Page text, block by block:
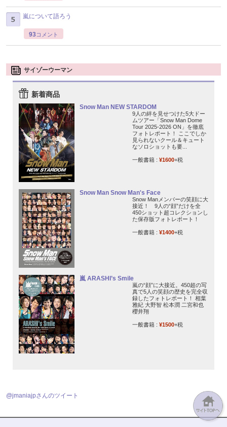
嵐について語ろう
93コメント
サイゾーウーマン
新着商品
Snow Man NEW STARDOM
9人の絆を見せつけた5大ドー
ムツアー「Snow Man Dome
Tour 2025-2026 ON」を徹底
フォトレポート！ ここでしか
見られないクール＆キュート
なソロショットも要...
一般書籍 : ¥1600+税
Snow Man Snow Man's Face
Snow Manメンバーの笑顔に大
接近！ 9人の“顔”だけを全
450ショット超コレクションし
た保存版フォトレポート！
一般書籍 : ¥1400+税
嵐 ARASHI’s Smile
嵐の“顔”に大接近。450超の写
真で5人の笑顔の歴史を完全収
録したフォトレポート！ 相葉
雅紀 大野智 松本潤 二宮和也
櫻井翔
一般書籍 : ¥1500+税
@jmaniajpさんのツイート